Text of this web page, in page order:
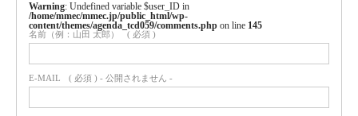
Warning : Undefined variable $user_ID in
/home/mmec/mmec.jp/public_html/wp-
content/themes/agenda_tcd059/comments.php on line 145
名前（例：山田 太郎） ( 必須 )
E-MAIL ( 必須 ) - 公開されません -